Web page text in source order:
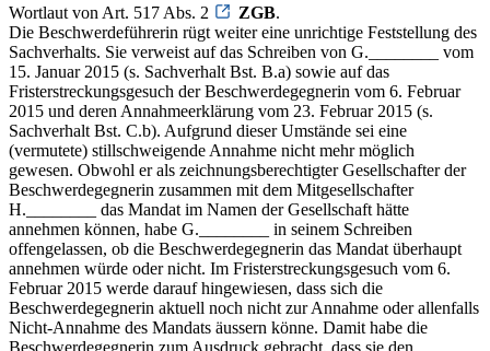
Wortlaut von Art. 517 Abs. 2
ZGB.
Die Beschwerdeführerin rügt weiter eine unrichtige Feststellung des
Sachverhalts. Sie verweist auf das Schreiben von G.________ vom
15. Januar 2015 (s. Sachverhalt Bst. B.a) sowie auf das
Fristerstreckungsgesuch der Beschwerdegegnerin vom 6. Februar
2015 und deren Annahmeerklärung vom 23. Februar 2015 (s.
Sachverhalt Bst. C.b). Aufgrund dieser Umstände sei eine
(vermutete) stillschweigende Annahme nicht mehr möglich
gewesen. Obwohl er als zeichnungsberechtigter Gesellschafter der
Beschwerdegegnerin zusammen mit dem Mitgesellschafter
H.________ das Mandat im Namen der Gesellschaft hätte
annehmen können, habe G.________ in seinem Schreiben
offengelassen, ob die Beschwerdegegnerin das Mandat überhaupt
annehmen würde oder nicht. Im Fristerstreckungsgesuch vom 6.
Februar 2015 werde darauf hingewiesen, dass sich die
Beschwerdegegnerin aktuell noch nicht zur Annahme oder allenfalls
Nicht-Annahme des Mandats äussern könne. Damit habe die
Beschwerdegegnerin zum Ausdruck gebracht, dass sie den